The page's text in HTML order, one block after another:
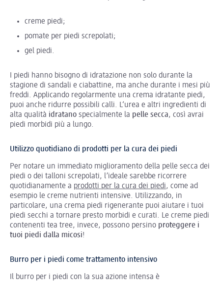
creme piedi;
pomate per piedi screpolati;
gel piedi.
I piedi hanno bisogno di idratazione non solo durante la
stagione di sandali e ciabattine, ma anche durante i mesi più
freddi. Applicando regolarmente una crema idratante piedi,
puoi anche ridurre possibili calli. L‘urea e altri ingredienti di
alta qualità idratano specialmente la pelle secca, così avrai
piedi morbidi più a lungo.
Utilizzo quotidiano di prodotti per la cura dei piedi
Per notare un immediato miglioramento della pelle secca dei
piedi o dei talloni screpolati, l’ideale sarebbe ricorrere
quotidianamente a prodotti per la cura dei piedi, come ad
esempio le creme nutrienti intensive. Utilizzando, in
particolare, una crema piedi rigenerante puoi aiutare i tuoi
piedi secchi a tornare presto morbidi e curati. Le creme piedi
contenenti tea tree, invece, possono persino proteggere i
tuoi piedi dalla micosi!
Burro per i piedi come trattamento intensivo
Il burro per i piedi con la sua azione intensa è